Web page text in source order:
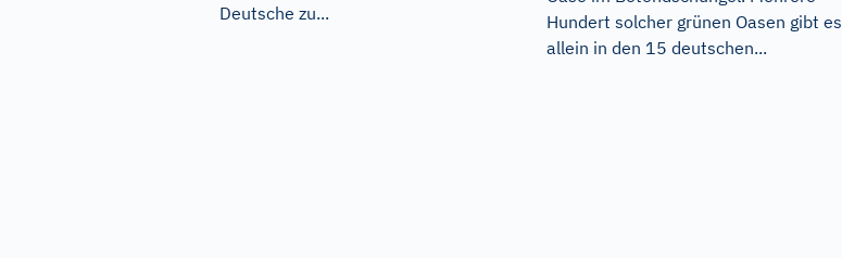
Deutsche zu...
Hundert solcher grünen Oasen gibt es
allein in den 15 deutschen...